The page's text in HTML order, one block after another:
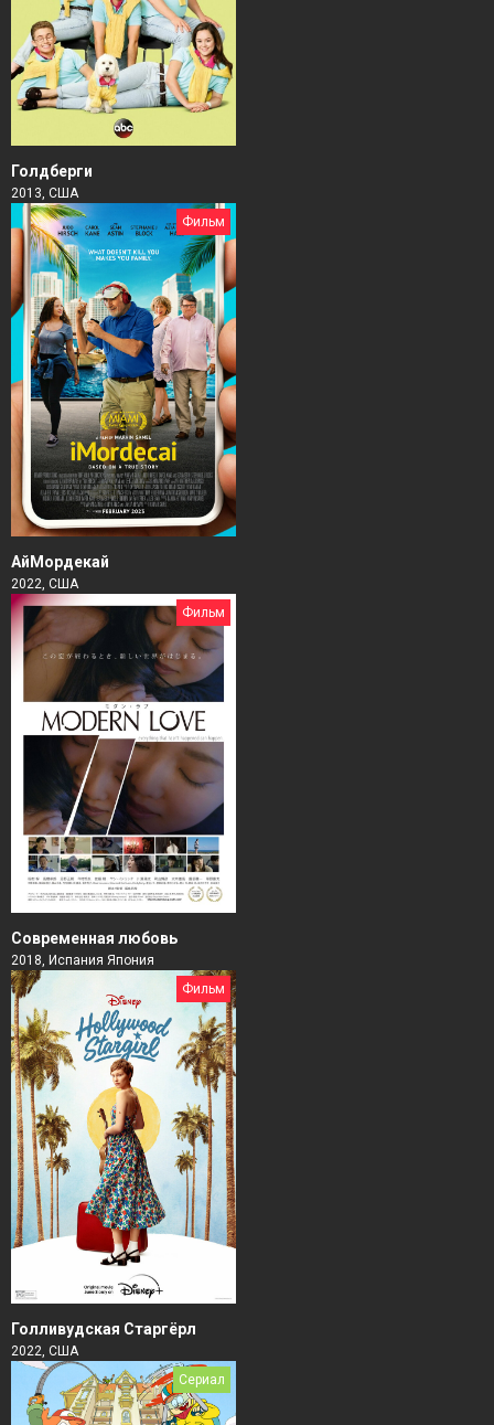
Голдберги
2013, США
Фильм
АйМордекай
2022, США
Фильм
Современная любовь
2018, Испания Япония
Фильм
Голливудская Старгёрл
2022, США
Сериал